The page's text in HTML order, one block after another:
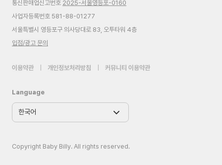
통신판매업신고번호 2025-서울영등포-0160
사업자등록번호 581-88-01277
서울특별시 영등포구 의사당대로 83, 오투타워 4층
입점/광고 문의
이용약관 개인정보처리방침 커뮤니티 이용약관
Language
Copyright Baby Billy. All rights reserved.